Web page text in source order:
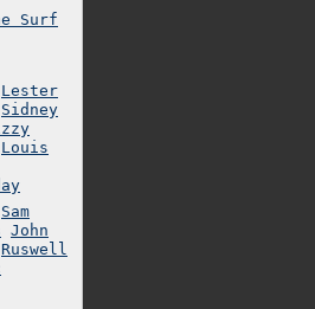
Surf
Lester
Sidney
Louis
Sam
John
Ruswell